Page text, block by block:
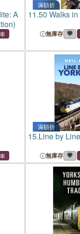
A
滿額折
11.50 Walks
無庫存
滿額折
15.Line by
無庫存